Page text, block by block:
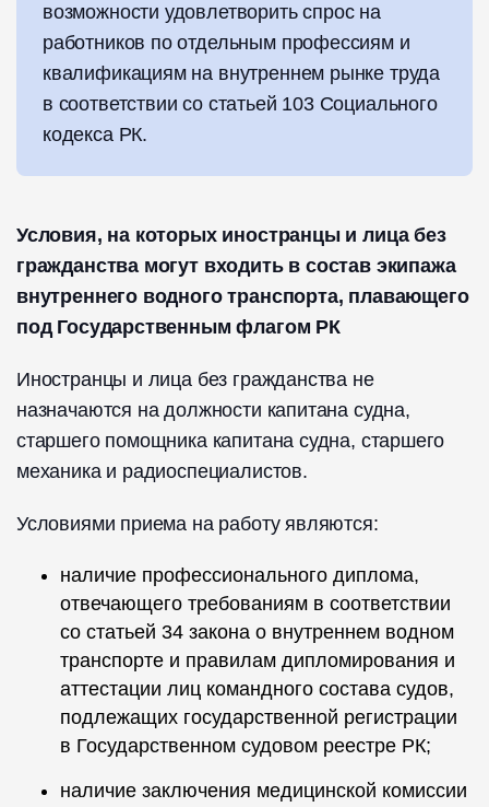
возможности удовлетворить спрос на
работников по отдельным профессиям и
квалификациям на внутреннем рынке труда
в соответствии со статьей 103 Социального
кодекса РК.
Условия, на которых иностранцы и лица без
гражданства могут входить в состав экипажа
внутреннего водного транспорта, плавающего
под Государственным флагом РК
Иностранцы и лица без гражданства не
назначаются на должности капитана судна,
старшего помощника капитана судна, старшего
механика и радиоспециалистов.
Условиями приема на работу являются:
наличие профессионального диплома,
отвечающего требованиям в соответствии
со статьей 34 закона о внутреннем водном
транспорте и правилам дипломирования и
аттестации лиц командного состава судов,
подлежащих государственной регистрации
в Государственном судовом реестре РК;
наличие заключения медицинской комиссии